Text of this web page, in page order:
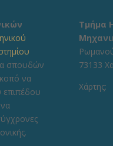
σπουδών
να
επιπέδου
Τμήμα
73133
Χάρτης: